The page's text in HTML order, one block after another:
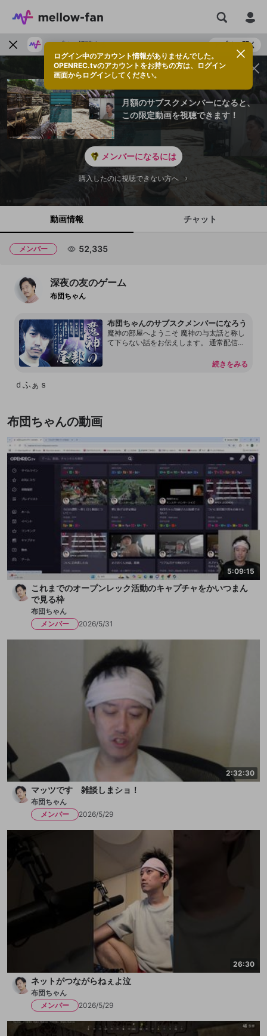
アプリで視聴する アプリで開く
月額のサブスクメンバーになると、
この限定動画を視聴できます！
メンバーになるには
購入したのに視聴できない方へ
動画情報 チャット
メンバー 52,335
深夜の友のゲーム
布団ちゃん
布団ちゃんのサブスクメンバーになろう
魔神の部屋へようこそ 魔神の与太話と称し
て下らない話をお伝えします。 通常配信で
を許可しておりません。 配信内容をリーク
続きをみる
ｄふぁｓ
布団ちゃんの動画
5:09:15
これまでのオープンレック活動のキャプチャをかいつまん
で見る枠
布団ちゃん
メンバー
2026/5/31
2:32:30
マッツです 雑談しまショ！
布団ちゃん
メンバー
2026/5/29
26:30
ネットがつながらねぇよ泣
布団ちゃん
メンバー
2026/5/29
ログイン中のアカウント情報がありませんでした。
OPENREC.tvのアカウントをお持ちの方は、ログイン
画面からログインしてください。